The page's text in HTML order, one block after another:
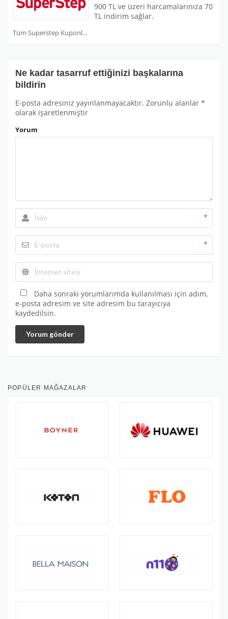
Tüm Superstep Kuponları
900 TL ve üzeri harcamalarınıza 70
TL indirim sağlar.
Ne kadar tasarruf ettiğinizi başkalarına
bildirin
E-posta adresiniz yayınlanmayacaktır. Zorunlu alanlar *
olarak işaretlenmiştir
Yorum
*
*
Daha sonraki yorumlarımda kullanılması için adım,
e-posta adresim ve site adresim bu tarayıcıya
kaydedilsin.
Yorum gönder
POPÜLER MAĞAZALAR